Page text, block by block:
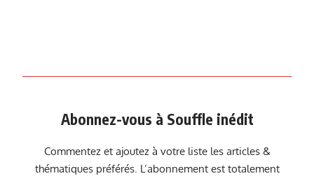
Abonnez-vous à Souffle inédit
Commentez et ajoutez à votre liste les articles &
thématiques préférés. L’abonnement est totalement